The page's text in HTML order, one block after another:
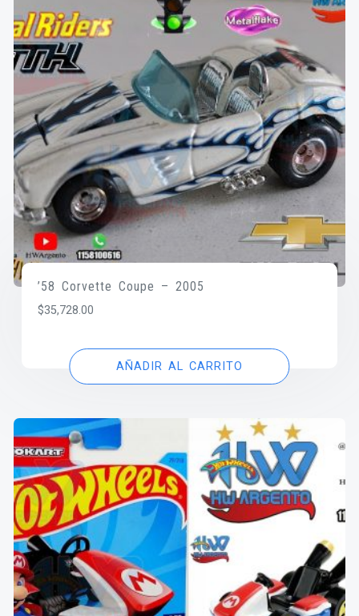
’58 Corvette Coupe – 2005
$35,728.00
AÑADIR AL CARRITO